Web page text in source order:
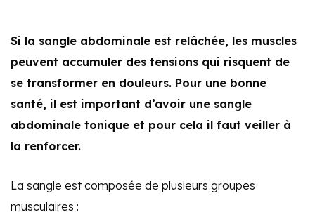
Si la sangle abdominale est relâchée, les muscles
peuvent accumuler des tensions qui risquent de
se transformer en douleurs. Pour une bonne
santé, il est important d’avoir une sangle
abdominale tonique et pour cela il faut veiller à
la renforcer.
La sangle est composée de plusieurs groupes
musculaires :